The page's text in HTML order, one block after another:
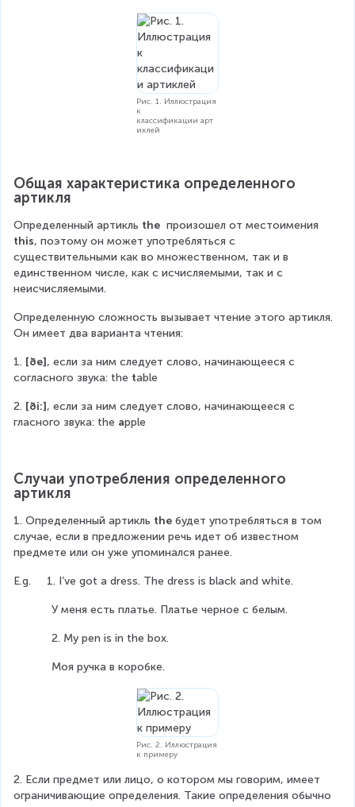
Рис. 1. Иллюстрация
к
классификации арт
иклей
Общая характеристика определенного
артикля
Определенный артикль the произошел от местоимения
this, поэтому он может употребляться с
существительными как во множественном, так и в
единственном числе, как с исчисляемыми, так и с
неисчисляемыми.
Определенную сложность вызывает чтение этого артикля.
Он имеет два варианта чтения:
1. [ðe], если за ним следует слово, начинающееся с
согласного звука: the table
2. [ði:], если за ним следует слово, начинающееся с
гласного звука: the apple
Случаи употребления определенного
артикля
1. Определенный артикль the будет употребляться в том
случае, если в предложении речь идет об известном
предмете или он уже упоминался ранее.
E.g.     1. I’ve got a dress. The dress is black and white.
У меня есть платье. Платье черное с белым.
2. My pen is in the box.
Моя ручка в коробке.
Рис. 2. Иллюстрация
к примеру
2. Если предмет или лицо, о котором мы говорим, имеет
ограничивающие определения. Такие определения обычно